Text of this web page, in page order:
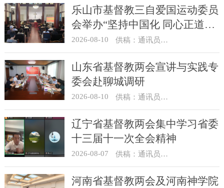
乐山市基督教三自爱国运动委员
会举办“坚持中国化 同心正道
行”讲经讲道交流分享活动
2026-08-10 供稿：通讯员 张健、余利沙
山东省基督教两会宣讲与实践专
委会赴聊城调研
2026-08-10 供稿：通讯员 梁浩
辽宁省基督教两会集中学习省委
十三届十一次全会精神
2026-08-07 供稿：通讯员 顾利民
河南省基督教两会及河南神学院